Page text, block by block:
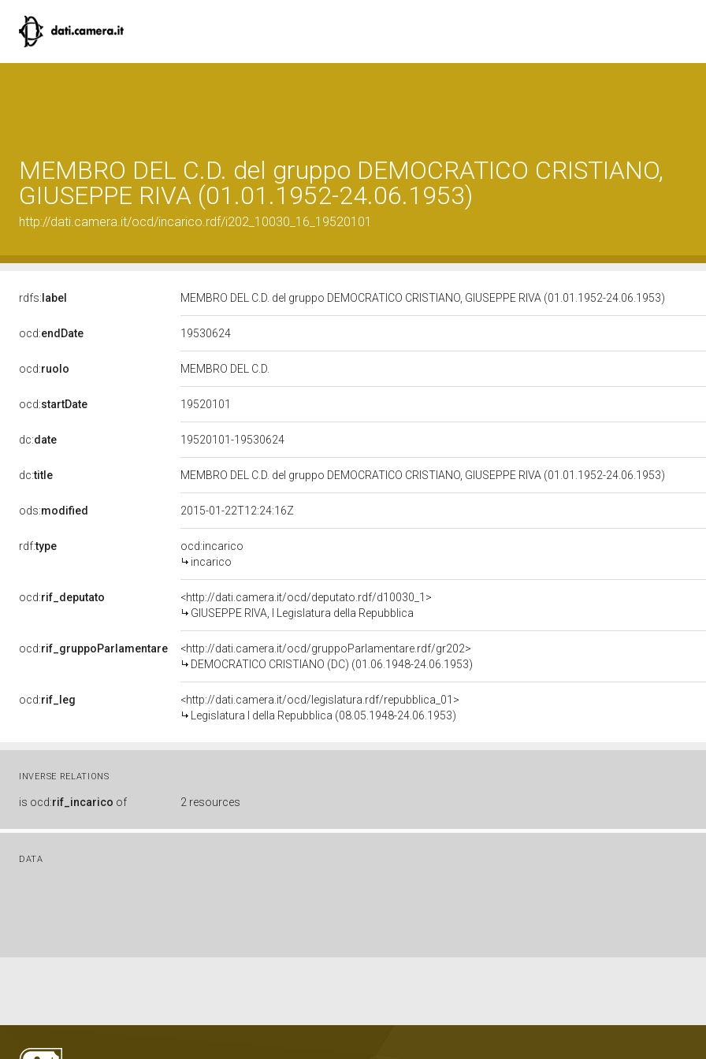
MEMBRO DEL C.D. del gruppo DEMOCRATICO CRISTIANO,
GIUSEPPE RIVA (01.01.1952-24.06.1953)
http://dati.camera.it/ocd/incarico.rdf/i202_10030_16_19520101
rdfs: label MEMBRO DEL C.D. del gruppo DEMOCRATICO CRISTIANO, GIUSEPPE RIVA (01.01.1952-24.06.1953)
ocd:endDate 19530624
ocd:ruolo MEMBRO DEL C.D.
ocd:startDate 19520101
dc:date 19520101-19530624
dc:title MEMBRO DEL C.D. del gruppo DEMOCRATICO CRISTIANO, GIUSEPPE RIVA (01.01.1952-24.06.1953)
ods:modified 2015-01-22T12:24:16Z
rdf:type
ocd:incarico
incarico
ocd:rif_deputato
<http://dati.camera.it/ocd/deputato.rdf/d10030_1>
GIUSEPPE RIVA, I Legislatura della Repubblica
ocd:rif_gruppoParlamentare
<http://dati.camera.it/ocd/gruppoParlamentare.rdf/gr202>
DEMOCRATICO CRISTIANO (DC) (01.06.1948-24.06.1953)
ocd:rif_leg
<http://dati.camera.it/ocd/legislatura.rdf/repubblica_01>
Legislatura I della Repubblica (08.05.1948-24.06.1953)
INVERSE RELATIONS
is ocd:rif_incarico of 2 resources
DATA